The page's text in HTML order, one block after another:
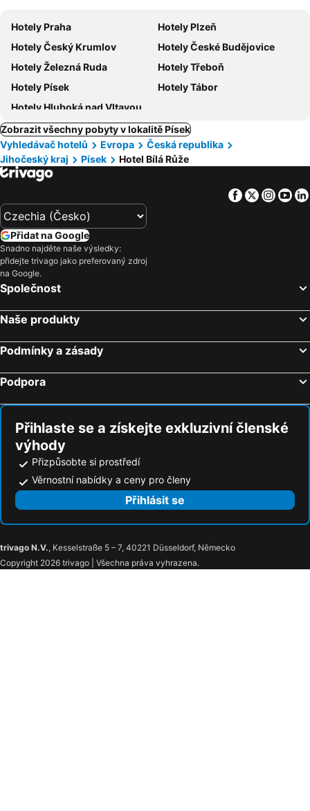
Hotely Praha
Hotely Plzeň
Hotely Český Krumlov
Hotely České Budějovice
Hotely Železná Ruda
Hotely Třeboň
Hotely Písek
Hotely Tábor
Hotely Hluboká nad Vltavou
Zobrazit všechny pobyty v lokalitě Písek
Vyhledávač hotelů
Evropa
Česká republika
Jihočeský kraj
Písek Hotel Bílá Růže
Facebook
Twitter
Přidat na Google
Snadno najděte naše výsledky:
přidejte trivago jako preferovaný zdroj
na Google.
Společnost
Naše produkty
Podmínky a zásady
Podpora
Přihlaste se a získejte exkluzivní členské
výhody
Přizpůsobte si prostředí
Věrnostní nabídky a ceny pro členy
Přihlásit se
trivago N.V., Kesselstraße 5 – 7, 40221 Düsseldorf, Německo
Copyright 2026 trivago | Všechna práva vyhrazena.